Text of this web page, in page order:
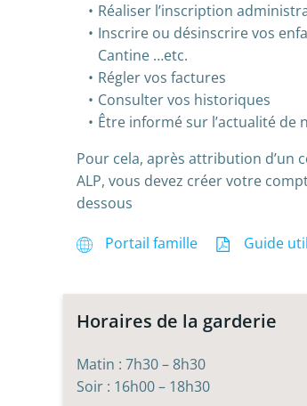
Réaliser l’inscription
Inscrire ou désinscrire vos
Cantine …etc.
Régler vos factures
Consulter vos historiques
Être informé sur l’actualité de
Pour cela, après attribution d’un
ALP, vous devez créer votre
dessous
Portail famille Guide
Horaires de la garderie
Matin : 7h30 – 8h30
Soir : 16h00 – 18h30